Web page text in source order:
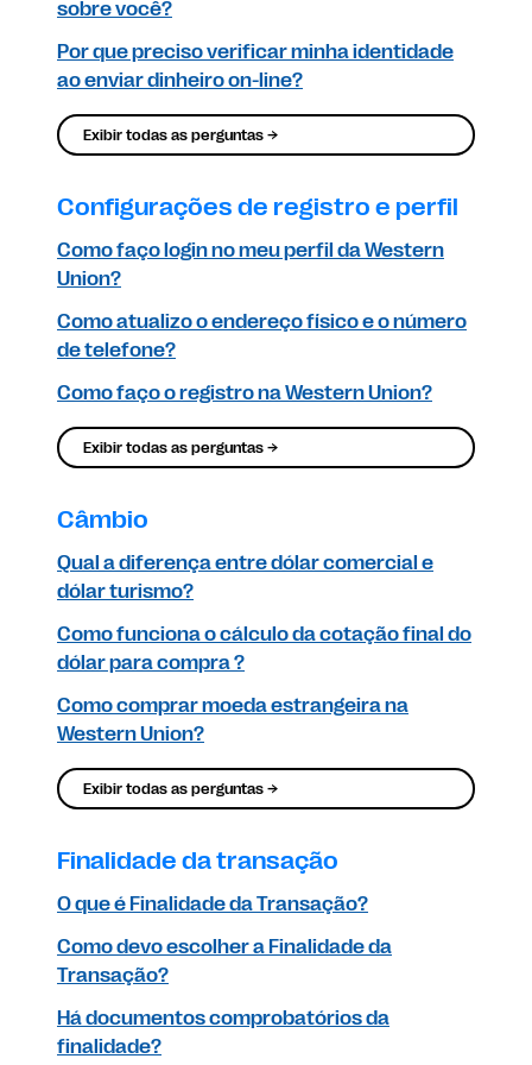
sobre você?
Por que preciso verificar minha identidade
ao enviar dinheiro on-line?
Exibir todas as perguntas →
Configurações de registro e perfil
Como faço login no meu perfil da Western
Union?
Como atualizo o endereço físico e o número
de telefone?
Como faço o registro na Western Union?
Exibir todas as perguntas →
Câmbio
Qual a diferença entre dólar comercial e
dólar turismo?
Como funciona o cálculo da cotação final do
dólar para compra ?
Como comprar moeda estrangeira na
Western Union?
Exibir todas as perguntas →
Finalidade da transação
O que é Finalidade da Transação?
Como devo escolher a Finalidade da
Transação?
Há documentos comprobatórios da
finalidade?